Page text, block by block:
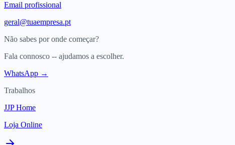
Email profissional
geral@tuaempresa.pt
Não sabes por onde começar?
Fala connosco -- ajudamos a escolher.
WhatsApp →
Trabalhos
JJP Home
Loja Online